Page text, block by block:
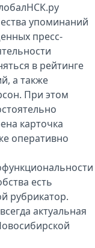
упоминаний
пресс-
в рейтинге
а также
При этом
карточка
оперативно
есть
рубрикатор.
актуальная